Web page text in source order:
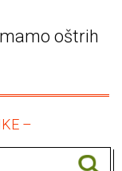
oštrih
–